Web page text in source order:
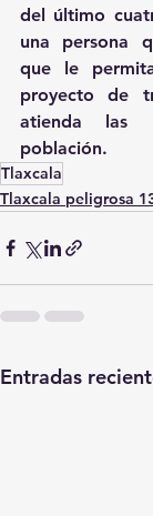
del último
una persona
que le
proyecto de
atienda las
población.
Tlaxcala
Tlaxcala peligrosa
Entradas